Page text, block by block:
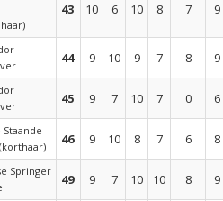
43 10 6 10 8 7 9
44 9 10 9 7 8
9
45 9 7 10 7 0
6
Staande
46 9 10 8 7 6
8
Springer
49 9 7 10 10 8
9